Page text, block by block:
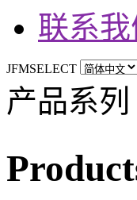
联系我
JFMSELECT
产品系列